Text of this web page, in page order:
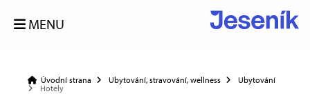
MENU
Úvodní strana Ubytování, stravování, wellness
Ubytování
Hotely